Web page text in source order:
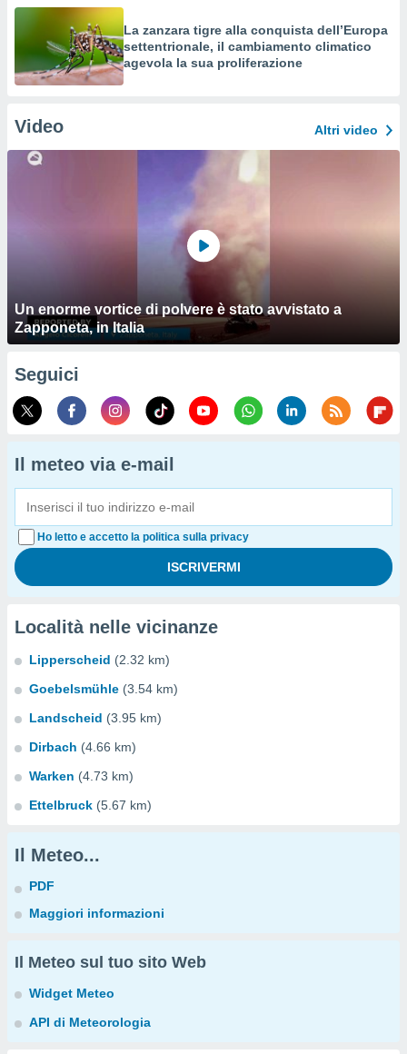
La zanzara tigre alla conquista dell’Europa
settentrionale, il cambiamento climatico
agevola la sua proliferazione
Video Altri video
Un enorme vortice di polvere è stato avvistato a
Zapponeta, in Italia
Seguici
Il meteo via e-mail
Ho letto e accetto la politica sulla privacy
Località nelle vicinanze
Lipperscheid (2.32 km)
Goebelsmühle (3.54 km)
Landscheid (3.95 km)
Dirbach (4.66 km)
Warken (4.73 km)
Ettelbruck (5.67 km)
Il Meteo...
PDF
Maggiori informazioni
Il Meteo sul tuo sito Web
Widget Meteo
API di Meteorologia